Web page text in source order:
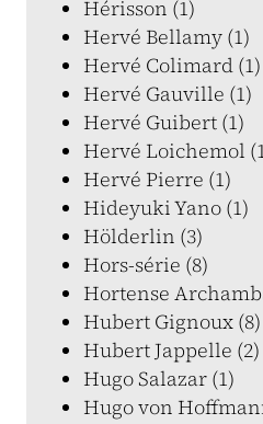
Hérisson (1)
Hervé Bellamy (1)
Hervé Colimard (1)
Hervé Gauville (1)
Hervé Guibert (1)
Hervé Loichemol
Hervé Pierre (1)
Hideyuki Yano (1)
Hölderlin (3)
Hors-série (8)
Hortense
Hubert Gignoux (8)
Hubert Jappelle (2)
Hugo Salazar (1)
Hugo von